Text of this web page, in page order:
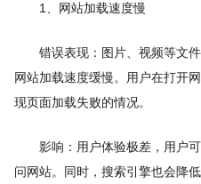
1、网站加载速度慢
错误表现：图片、视频等文件
网站加载速度缓慢。用户在打开
现页面加载失败的情况。
影响：用户体验极差，用户可
问网站。同时，搜索引擎也会降